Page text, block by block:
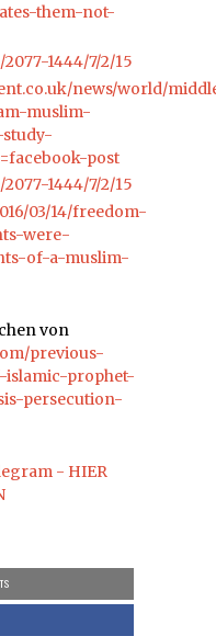
them-not-
1444/7/2/15
news/world/
muslim-
post
1444/7/2/15
03/14/freedom-
were-
of-a-muslim-
von
previous-
prophet-
persecution-
- HIER